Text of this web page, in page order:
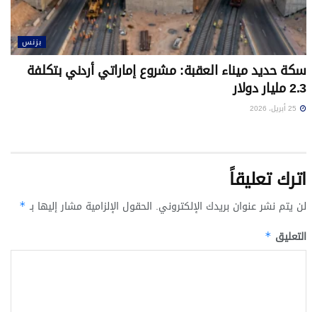
بزنس
سكة حديد ميناء العقبة: مشروع إماراتي أردني بتكلفة
2.3 مليار دولار
اترك تعليقاً
لن يتم نشر عنوان بريدك الإلكتروني. الحقول الإلزامية مشار إليها بـ *
التعليق *